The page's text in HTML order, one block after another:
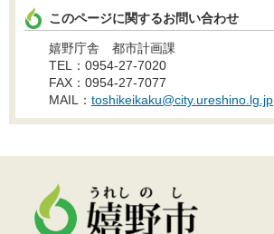
このページに関するお問い合わせ
嬉野庁舎 都市計画課
TEL：0954-27-7020
FAX：0954-27-7077
MAIL： toshikeikaku@city.ureshino.lg.jp